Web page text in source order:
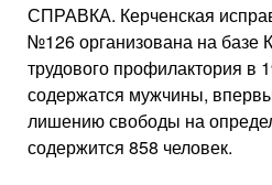
СПРАВКА. Керченская
№126 организована на базе
трудового профилактория в
содержатся мужчины,
лишению свободы на
содержится 858 человек.